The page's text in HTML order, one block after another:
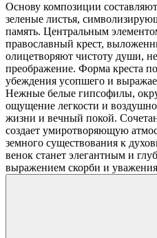
Основу композиции
зеленые листья,
память. Центральным
православный крест,
олицетворяют чистоту души,
преображение. Форма креста
убеждения усопшего и
Нежные белые гипсофилы,
ощущение легкости и
жизни и вечный покой.
создает умиротворяющую
земного существования к
венок станет элегантным и
выражением скорби и